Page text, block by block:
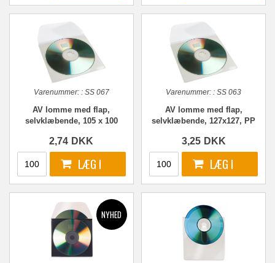
Varenummer:: SS 067
AV lomme med flap,
selvklæbende, 105 x 100
2,74 DKK
Varenummer: : SS 063
AV lomme med flap,
selvklæbende, 127x127, PP
3,25 DKK